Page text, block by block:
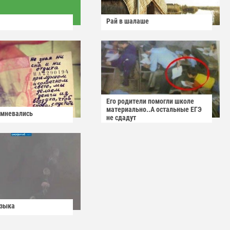
Рай в шалаше
Его родители помогли школе
материально..А остальные ЕГЭ
не сдадут